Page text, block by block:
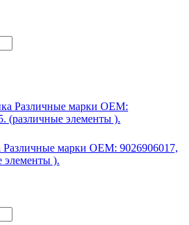
Различные марки ОЕМ: 9026906017,
элементы ).